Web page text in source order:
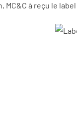
MC&C à reçu le label